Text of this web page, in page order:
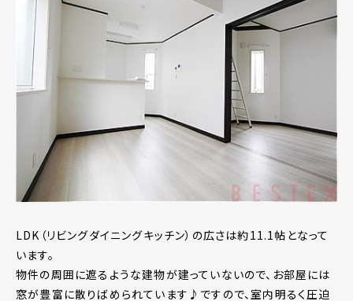
LDK（リビングダイニングキッチン）の広さは約11.1帖となって
います。
物件の周囲に遮るような建物が建っていないので、お部屋には
窓が豊富に散りばめられています♪ですので、室内明るく圧迫